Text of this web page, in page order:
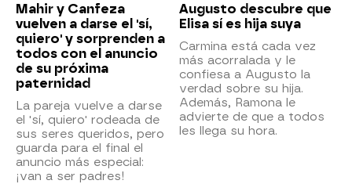
Mahir y Canfeza
vuelven a darse el 'sí,
quiero' y sorprenden a
todos con el anuncio
de su próxima
paternidad
La pareja vuelve a darse
el 'sí, quiero' rodeada de
sus seres queridos, pero
guarda para el final el
anuncio más especial:
¡van a ser padres!
Augusto descubre que
Elisa sí es hija suya
Carmina está cada vez
más acorralada y le
confiesa a Augusto la
verdad sobre su hija.
Además, Ramona le
advierte de que a todos
les llega su hora.